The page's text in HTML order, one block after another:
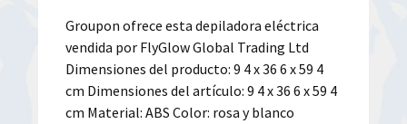
Groupon ofrece esta depiladora eléctrica
vendida por FlyGlow Global Trading Ltd
Dimensiones del producto: 9 4 x 36 6 x 59 4
cm Dimensiones del artículo: 9 4 x 36 6 x 59 4
cm Material: ABS Color: rosa y blanco